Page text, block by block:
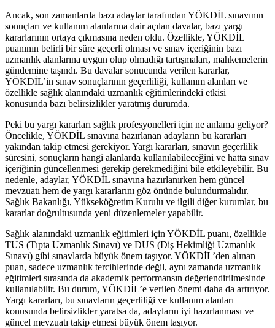
Ancak, son zamanlarda bazı adaylar tarafından YÖKDİL sınavının
sonuçları ve kullanım alanlarına dair açılan davalar, bazı yargı
kararlarının ortaya çıkmasına neden oldu. Özellikle, YÖKDİL
puanının belirli bir süre geçerli olması ve sınav içeriğinin bazı
uzmanlık alanlarına uygun olup olmadığı tartışmaları, mahkemelerin
gündemine taşındı. Bu davalar sonucunda verilen kararlar,
YÖKDİL’in sınav sonuçlarının geçerliliği, kullanım alanları ve
özellikle sağlık alanındaki uzmanlık eğitimlerindeki etkisi
konusunda bazı belirsizlikler yaratmış durumda.
Peki bu yargı kararları sağlık profesyonelleri için ne anlama geliyor?
Öncelikle, YÖKDİL sınavına hazırlanan adayların bu kararları
yakından takip etmesi gerekiyor. Yargı kararları, sınavın geçerlilik
süresini, sonuçların hangi alanlarda kullanılabileceğini ve hatta sınav
içeriğinin güncellenmesi gerekip gerekmediğini bile etkileyebilir. Bu
nedenle, adaylar, YÖKDİL sınavına hazırlanırken hem güncel
mevzuatı hem de yargı kararlarını göz önünde bulundurmalıdır.
Sağlık Bakanlığı, Yükseköğretim Kurulu ve ilgili diğer kurumlar, bu
kararlar doğrultusunda yeni düzenlemeler yapabilir.
Sağlık alanındaki uzmanlık eğitimleri için YÖKDİL puanı, özellikle
TUS (Tıpta Uzmanlık Sınavı) ve DUS (Diş Hekimliği Uzmanlık
Sınavı) gibi sınavlarda büyük önem taşıyor. YÖKDİL’den alınan
puan, sadece uzmanlık tercihlerinde değil, aynı zamanda uzmanlık
eğitimleri sırasında da akademik performansın değerlendirilmesinde
kullanılabilir. Bu durum, YÖKDİL’e verilen önemi daha da artırıyor.
Yargı kararları, bu sınavların geçerliliği ve kullanım alanları
konusunda belirsizlikler yaratsa da, adayların iyi hazırlanması ve
güncel mevzuatı takip etmesi büyük önem taşıyor.